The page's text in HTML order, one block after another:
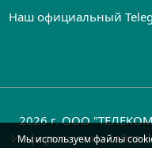
Наш официальный
2026 г. ООО
Информация на сайте
Мы используем файлы